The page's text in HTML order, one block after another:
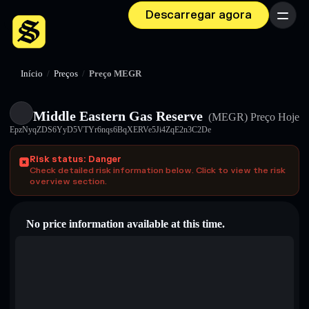
Descarregar agora Menu
Início / Preços / Preço MEGR
Middle Eastern Gas Reserve (MEGR) Preço Hoje
EpzNyqZDS6YyD5VTYr6nqs6BqXERVe5Ji4ZqE2n3C2De
Risk status: Danger
Check detailed risk information below. Click to view the risk
overview section.
No price information available at this time.